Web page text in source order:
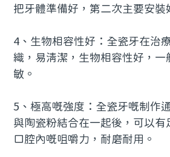
把牙體準備好，第二次主要安裝
4、生物相容性好：全瓷牙在治
織，易清潔，生物相容性好，一
敏。
5、極高嘅強度：全瓷牙嘅制作
與陶瓷粉結合在一起後，可以有
口腔內嘅咀嚼力，耐磨耐用。